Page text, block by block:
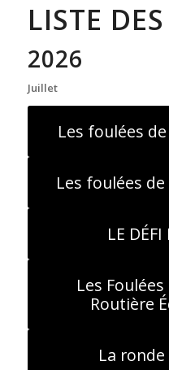
LISTE
2026
Juillet
Les foulées
Les foulées
LE
Les
Routière
La